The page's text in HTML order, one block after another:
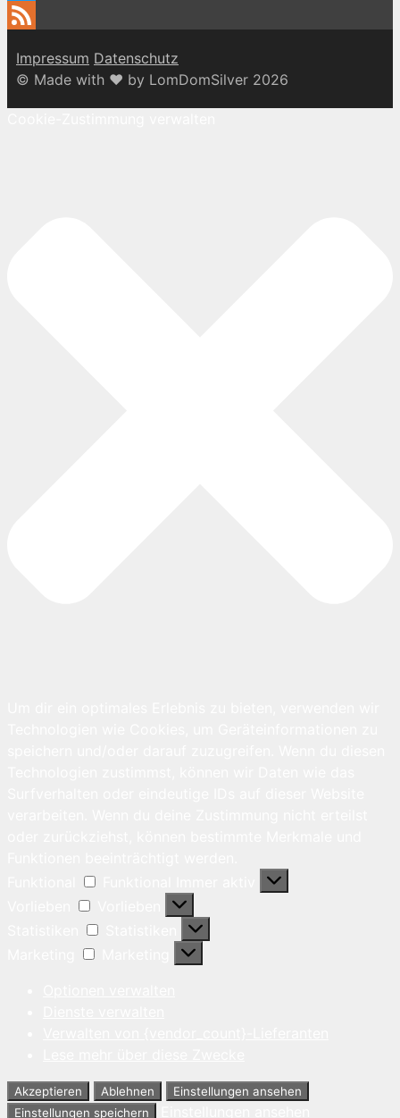
Twitter
Impressum Datenschutz
© Made with ♥ by LomDomSilver 2026
Akzeptieren Ablehnen
Einstellungen ansehen
Einstellungen speichern